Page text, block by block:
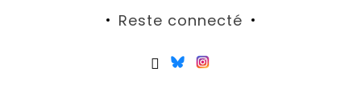
Reste connecté